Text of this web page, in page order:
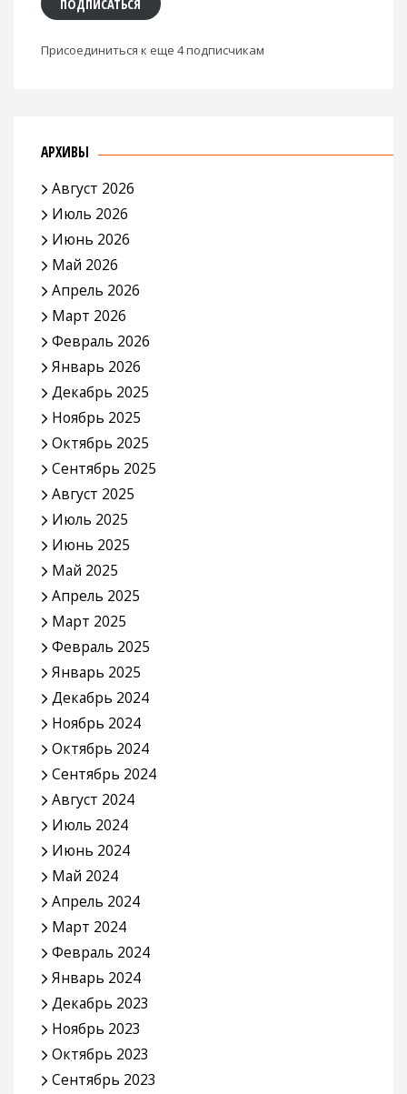
Присоединиться к еще 4 подписчикам
АРХИВЫ
Август 2026
Июль 2026
Июнь 2026
Май 2026
Апрель 2026
Март 2026
Февраль 2026
Январь 2026
Декабрь 2025
Ноябрь 2025
Октябрь 2025
Сентябрь 2025
Август 2025
Июль 2025
Июнь 2025
Май 2025
Апрель 2025
Март 2025
Февраль 2025
Январь 2025
Декабрь 2024
Ноябрь 2024
Октябрь 2024
Сентябрь 2024
Август 2024
Июль 2024
Июнь 2024
Май 2024
Апрель 2024
Март 2024
Февраль 2024
Январь 2024
Декабрь 2023
Ноябрь 2023
Октябрь 2023
Сентябрь 2023